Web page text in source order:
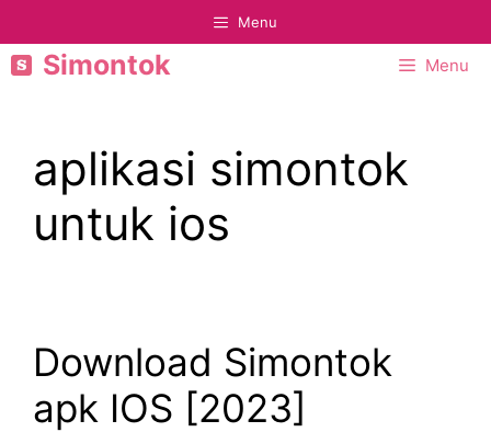
ke
isi
Menu
Simontok Menu
aplikasi simontok
untuk ios
Download Simontok
apk IOS [2023]